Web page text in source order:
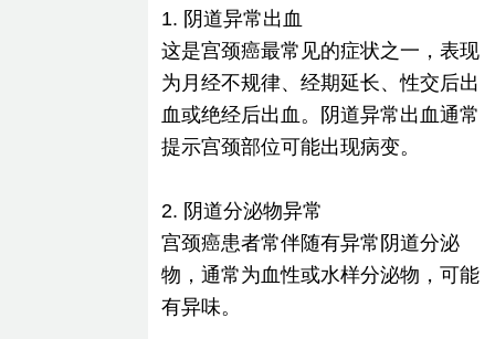
1. 阴道异常出血
这是宫颈癌最常见的症状之一，表现
为月经不规律、经期延长、性交后出
血或绝经后出血。阴道异常出血通常
提示宫颈部位可能出现病变。
2. 阴道分泌物异常
宫颈癌患者常伴随有异常阴道分泌
物，通常为血性或水样分泌物，可能
有异味。